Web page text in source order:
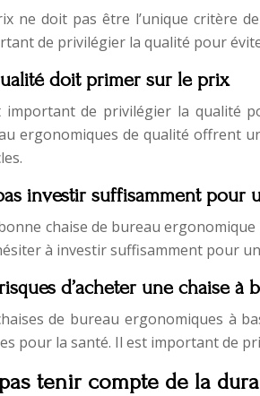
ne doit pas être l’unique critère
de privilégier la qualité pour
doit primer sur le prix
important de privilégier la qualité
ergonomiques de qualité offrent
investir suffisamment pour
chaise de bureau
à investir suffisamment pour
d’acheter une chaise à
de bureau ergonomiques à
pour la santé. Il est important de
tenir compte de la